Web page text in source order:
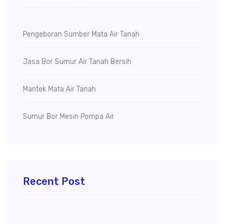
Pengeboran Sumber Mata Air Tanah
Jasa Bor Sumur Air Tanah Bersih
Mantek Mata Air Tanah
Sumur Bor Mesin Pompa Air
Recent Post